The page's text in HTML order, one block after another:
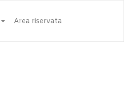
Area riservata